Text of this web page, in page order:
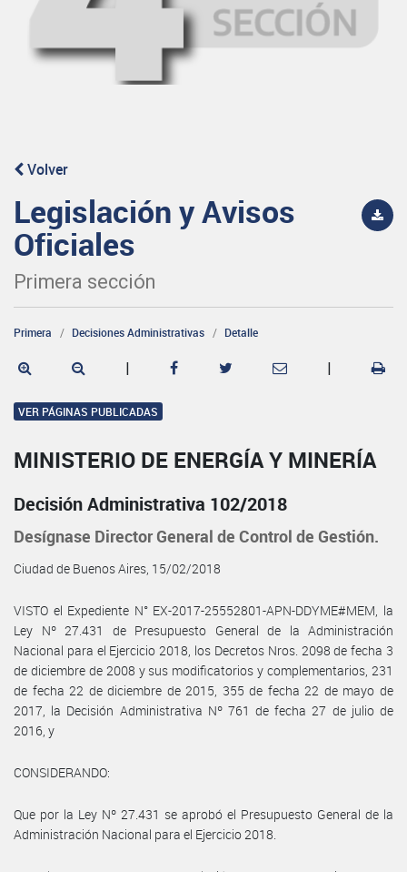
Volver
Legislación y Avisos
Oficiales
Primera sección
Primera Decisiones Administrativas Detalle
| |
VER PÁGINAS PUBLICADAS
MINISTERIO DE ENERGÍA Y MINERÍA
Decisión Administrativa 102/2018
Desígnase Director General de Control de Gestión.
Ciudad de Buenos Aires, 15/02/2018
VISTO el Expediente N° EX-2017-25552801-APN-DDYME#MEM, la
Ley Nº 27.431 de Presupuesto General de la Administración
Nacional para el Ejercicio 2018, los Decretos Nros. 2098 de fecha 3
de diciembre de 2008 y sus modificatorios y complementarios, 231
de fecha 22 de diciembre de 2015, 355 de fecha 22 de mayo de
2017, la Decisión Administrativa Nº 761 de fecha 27 de julio de
2016, y
CONSIDERANDO:
Que por la Ley Nº 27.431 se aprobó el Presupuesto General de la
Administración Nacional para el Ejercicio 2018.